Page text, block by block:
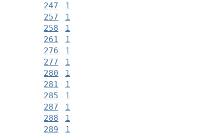
247
1
257
1
258
1
261
1
276
1
277
1
280
1
281
1
285
1
287
1
288
1
289
1